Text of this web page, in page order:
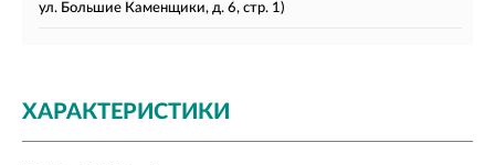
ул. Большие Каменщики, д. 6, стр. 1)
ХАРАКТЕРИСТИКИ